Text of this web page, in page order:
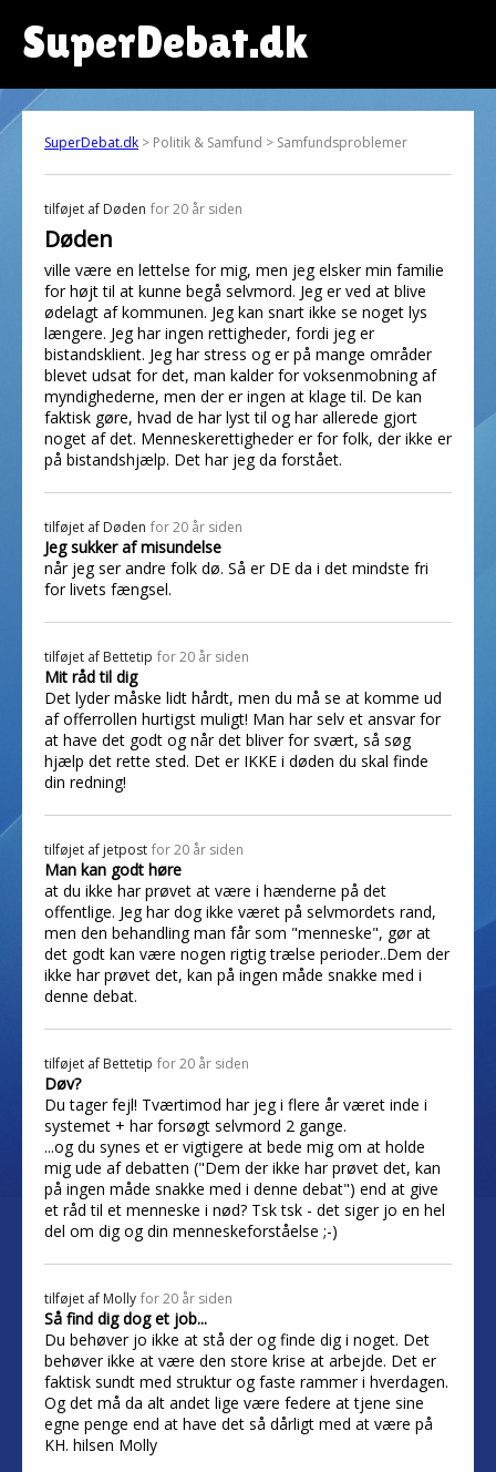
SuperDebat.dk
SuperDebat.dk > Politik & Samfund > Samfundsproblemer
tilføjet af Døden for 20 år siden
Døden
ville være en lettelse for mig, men jeg elsker min familie
for højt til at kunne begå selvmord. Jeg er ved at blive
ødelagt af kommunen. Jeg kan snart ikke se noget lys
længere. Jeg har ingen rettigheder, fordi jeg er
bistandsklient. Jeg har stress og er på mange områder
blevet udsat for det, man kalder for voksenmobning af
myndighederne, men der er ingen at klage til. De kan
faktisk gøre, hvad de har lyst til og har allerede gjort
noget af det. Menneskerettigheder er for folk, der ikke er
på bistandshjælp. Det har jeg da forstået.
tilføjet af Døden for 20 år siden
Jeg sukker af misundelse
når jeg ser andre folk dø. Så er DE da i det mindste fri
for livets fængsel.
tilføjet af Bettetip for 20 år siden
Mit råd til dig
Det lyder måske lidt hårdt, men du må se at komme ud
af offerrollen hurtigst muligt! Man har selv et ansvar for
at have det godt og når det bliver for svært, så søg
hjælp det rette sted. Det er IKKE i døden du skal finde
din redning!
tilføjet af jetpost for 20 år siden
Man kan godt høre
at du ikke har prøvet at være i hænderne på det
offentlige. Jeg har dog ikke været på selvmordets rand,
men den behandling man får som "menneske", gør at
det godt kan være nogen rigtig trælse perioder..Dem der
ikke har prøvet det, kan på ingen måde snakke med i
denne debat.
tilføjet af Bettetip for 20 år siden
Døv?
Du tager fejl! Tværtimod har jeg i flere år været inde i
systemet + har forsøgt selvmord 2 gange.
...og du synes et er vigtigere at bede mig om at holde
mig ude af debatten ("Dem der ikke har prøvet det, kan
på ingen måde snakke med i denne debat") end at give
et råd til et menneske i nød? Tsk tsk - det siger jo en hel
del om dig og din menneskeforståelse ;-)
tilføjet af Molly for 20 år siden
Så find dig dog et job...
Du behøver jo ikke at stå der og finde dig i noget. Det
behøver ikke at være den store krise at arbejde. Det er
faktisk sundt med struktur og faste rammer i hverdagen.
Og det må da alt andet lige være federe at tjene sine
egne penge end at have det så dårligt med at være på
KH. hilsen Molly